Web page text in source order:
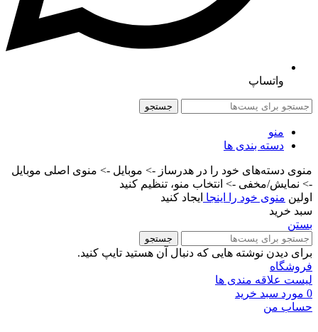
واتساپ
جستجو
منو
دسته بندی ها
منوی دسته‌های خود را در هدرساز -> موبایل -> منوی اصلی موبایل
-> نمایش/مخفی -> انتخاب منو، تنظیم کنید
اولین منوی خود را اینجا ایجاد کنید
سبد خرید
بستن
جستجو
برای دیدن نوشته هایی که دنبال آن هستید تایپ کنید.
فروشگاه
لیست علاقه مندی ها
0 مورد سبد خرید
حساب من